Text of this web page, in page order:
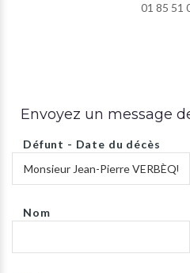
01 85 51
Envoyez un message
Défunt - Date du décès
Nom